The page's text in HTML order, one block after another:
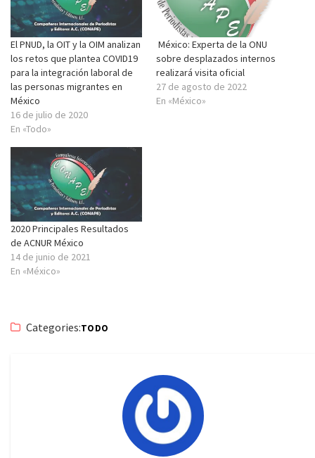
El PNUD, la OIT y la OIM analizan
los retos que plantea COVID19
para la integración laboral de
las personas migrantes en
México
16 de julio de 2020
En «Todo»
México: Experta de la ONU
sobre desplazados internos
realizará visita oficial
27 de agosto de 2022
En «México»
2020 Principales Resultados
de ACNUR México
14 de junio de 2021
En «México»
Categories:TODO